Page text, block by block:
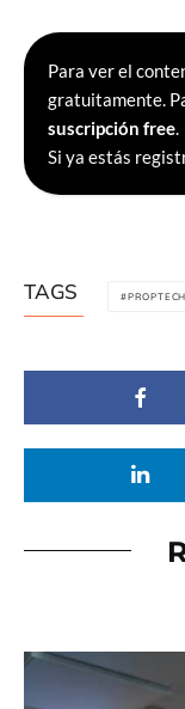
Para ver el
gratuitamente.
suscripción free.
Si ya estás
TAGS PROPTECH